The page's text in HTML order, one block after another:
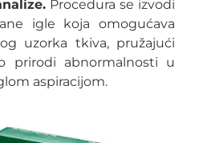
Procedura se izvodi
igle koja omogućava
uzorka tkiva, pružajući
prirodi abnormalnosti u
aspiracijom.